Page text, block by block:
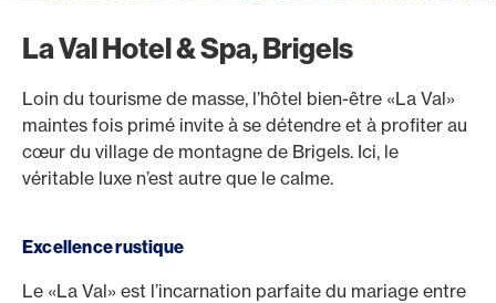
La Val Hotel & Spa, Brigels
Loin du tourisme de masse, l’hôtel bien-être «La Val»
maintes fois primé invite à se détendre et à profiter au
cœur du village de montagne de Brigels. Ici, le
véritable luxe n’est autre que le calme.
Excellence rustique
Le «La Val» est l’incarnation parfaite du mariage entre